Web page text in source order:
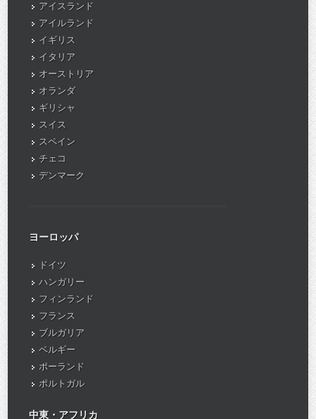
アイスランド
アイルランド
イギリス
イタリア
オーストリア
オランダ
ギリシャ
スイス
スペイン
チェコ
デンマーク
ヨーロッパ
ドイツ
ハンガリー
フィンランド
フランス
ブルガリア
ベルギー
ポーランド
ポルトガル
中東・アフリカ